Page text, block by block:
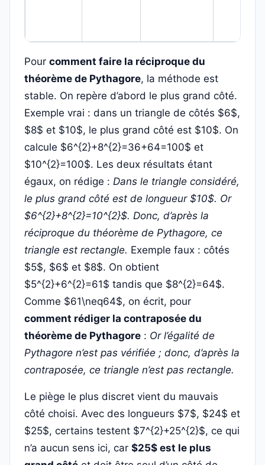
Pour comment faire la réciproque du
théorème de Pythagore, la méthode est
stable. On repère d’abord le plus grand côté.
Exemple vrai : dans un triangle de côtés $6$,
$8$ et $10$, le plus grand côté est $10$. On
calcule $6^{2}+8^{2}=36+64=100$ et
$10^{2}=100$. Les deux résultats étant
égaux, on rédige : Dans le triangle considéré,
le plus grand côté est de longueur $10$. Or
$6^{2}+8^{2}=10^{2}$. Donc, d’après la
réciproque du théorème de Pythagore, ce
triangle est rectangle. Exemple faux : côtés
$5$, $6$ et $8$. On obtient
$5^{2}+6^{2}=61$ tandis que $8^{2}=64$.
Comme $61\neq64$, on écrit, pour
comment rédiger la contraposée du
théorème de Pythagore : Or l’égalité de
Pythagore n’est pas vérifiée ; donc, d’après la
contraposée, ce triangle n’est pas rectangle.
Le piège le plus discret vient du mauvais
côté choisi. Avec des longueurs $7$, $24$ et
$25$, certains testent $7^{2}+25^{2}$, ce qui
n’a aucun sens ici, car $25$ est le plus